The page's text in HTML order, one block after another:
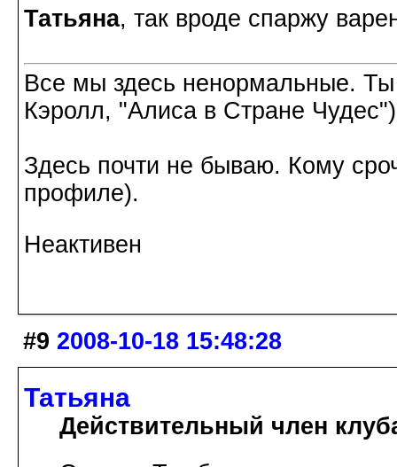
Татьяна, так вроде спаржу
Все мы здесь ненормальные.
Кэролл, "Алиса в Стране Чудес")
Здесь почти не бываю. Кому
профиле).
Неактивен
#9 2008-10-18 15:48:28
Татьяна
Действительный член